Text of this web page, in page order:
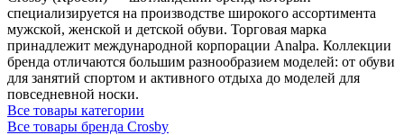
специализируется на производстве широкого ассортимента
мужской, женской и детской обуви. Торговая марка
принадлежит международной корпорации Analpa. Коллекции
бренда отличаются большим разнообразием моделей: от обуви
для занятий спортом и активного отдыха до моделей для
повседневной носки.
Все товары категории
Все товары бренда Crosby